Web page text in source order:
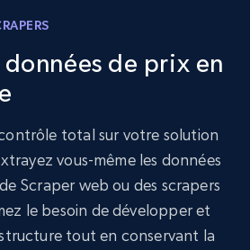
de prix en
total sur votre solution
vous-même les données
Scraper web ou des scrapers
le besoin de développer et
tout en conservant la